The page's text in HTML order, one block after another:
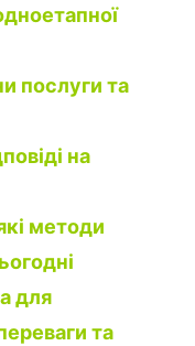
послуги та
на
методи
для
та